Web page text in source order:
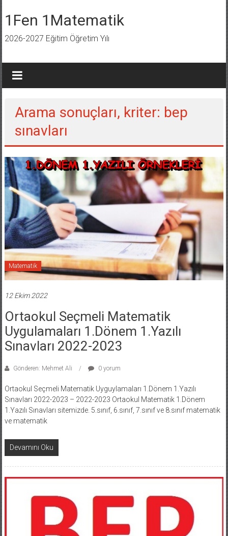
geç
1Fen 1Matematik
2026-2027 Eğitim Öğretim Yılı
Arama sonuçları, kriter: bep
sınavları
Matematik
12 Ekim 2022
Ortaokul Seçmeli Matematik
Uygulamaları 1.Dönem 1.Yazılı
Sınavları 2022-2023
Gönderen: Mehmet Ali 0 yorum
Ortaokul Seçmeli Matematik Uyguylamaları 1.Dönem 1.Yazılı
Sınavları 2022-2023 – 2022-2023 Ortaokul Matematik 1.Dönem
1.Yazılı Sınavları sitemizde. 5.sınıf, 6.sınıf, 7.sınıf ve 8.sınıf matematik
ve matematik
Devamını Oku